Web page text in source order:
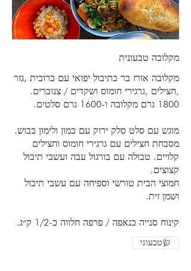
מקלובה טבעונית
מקלובה אורז בר בתיבול יפואי עם כרובית ,גזר
,חצילים ,גרגירי חומוס ושקדים / צנוברים.
מוגש עם סלט סלק ירוק עם כמון ולימון כבוש.
מסבחת חצילים עם גרגירי חומוס וחצילים
קלויים. טבולה עם בורגול עבה ועשבי תיבול
חמוצי הבית טורשי וספיחה עם עשבי תיבול
קינוח סנייה כנאפה / פרפה חלווה כ-1/2 ק״ג.
טבעוני